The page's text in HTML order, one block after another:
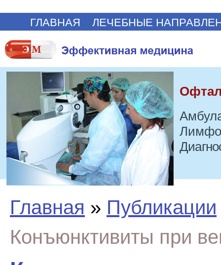
ГЛАВНАЯ ЛЕЧЕБНЫЕ
Главная » Публикации
Конъюнктивиты при